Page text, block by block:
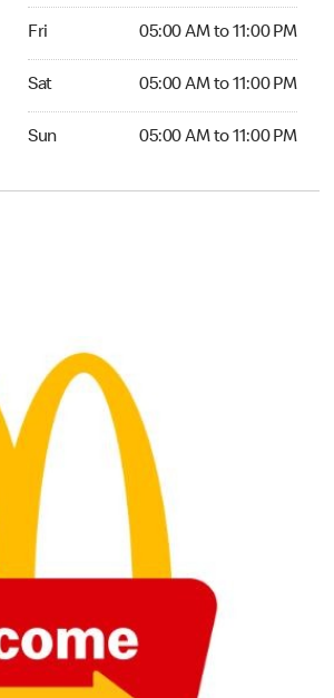
Fri 05:00 AM to 11:00 PM
Sat 05:00 AM to 11:00 PM
Sun 05:00 AM to 11:00 PM